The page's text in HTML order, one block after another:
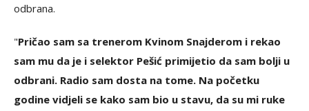
odbrana.
"Pričao sam sa trenerom Kvinom Snajderom i rekao
sam mu da je i selektor Pešić primijetio da sam bolji u
odbrani. Radio sam dosta na tome. Na početku
godine vidjeli se kako sam bio u stavu, da su mi ruke